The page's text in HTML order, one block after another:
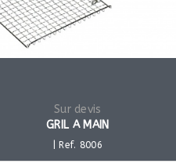
Sur devis
GRIL A MAIN
| Ref. 8006